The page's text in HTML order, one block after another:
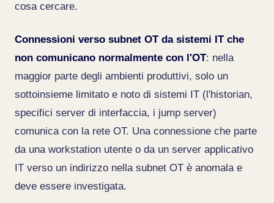
cosa cercare.
Connessioni verso subnet OT da sistemi IT che
non comunicano normalmente con l'OT: nella
maggior parte degli ambienti produttivi, solo un
sottoinsieme limitato e noto di sistemi IT (l'historian,
specifici server di interfaccia, i jump server)
comunica con la rete OT. Una connessione che parte
da una workstation utente o da un server applicativo
IT verso un indirizzo nella subnet OT è anomala e
deve essere investigata.